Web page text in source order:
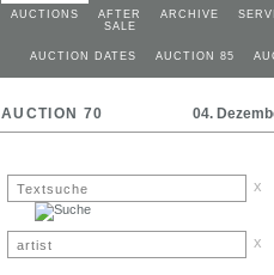
AUCTIONS
AFTER
SALE
ARCHIVE
AUCTION DATES AUCTION 85
AUCTION 70 04.
x
x